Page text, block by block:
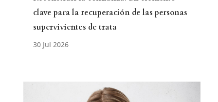
clave para la recuperación de las personas
supervivientes de trata